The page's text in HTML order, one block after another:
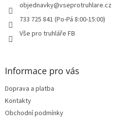
objednavky@vseprotruhlare.cz
733 725 841 (Po-Pá 8:00-15:00)
Vše pro truhláře FB
Informace pro vás
Doprava a platba
Kontakty
Obchodní podmínky